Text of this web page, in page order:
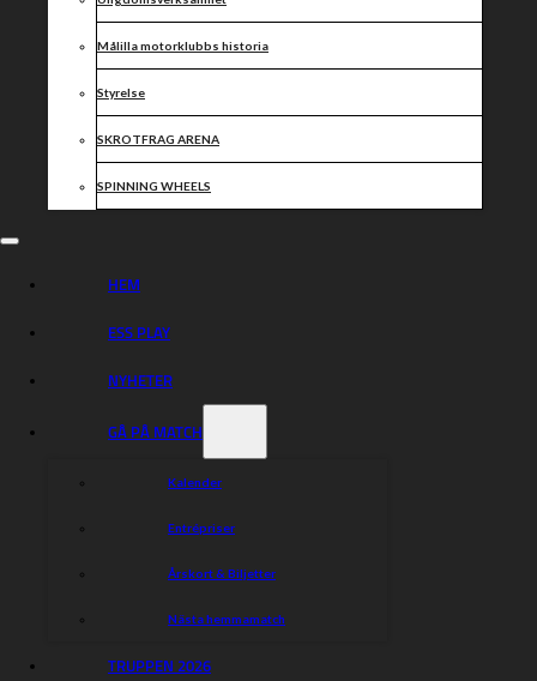
Målilla motorklubbs historia
Styrelse
SKROTFRAG ARENA
SPINNING WHEELS
HEM
ESS PLAY
NYHETER
GÅ PÅ MATCH
Kalender
Entrépriser
Årskort & Biljetter
Nästa hemmamatch
TRUPPEN 2026
Blir att ladda om inför de avslutande matcherna i serien
Poängen för förarna i denna matchen blir enligt följande:
1. Michael Jepsen Jensen (1
3. Gleb Czugunow (2,2,1,3,1) 9+1p
5. Pontus Aspgren (1,3,3,2,2) 11+2p
7. Johannes Stark (2,0,1
1. Maciej Janowski (3,1,1
3. Tai Woffinden (0,2,3,2,0) 7p
5. Jason Doyle (3,3,3,3,1) 13p
6. Maksymilian Bogdanowicz (0,0,0,0,0) 0p
Dela nyheten: